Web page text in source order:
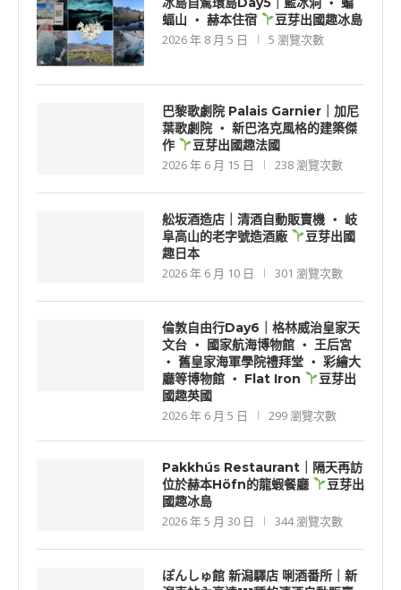
蝠山 ‧ 赫本住宿
豆芽出國趣冰島
2026 年 8 月 5 日
5 瀏覽次數
巴黎歌劇院 Palais Garnier｜加尼
葉歌劇院 ‧ 新巴洛克風格的建築傑
作
豆芽出國趣法國
2026 年 6 月 15 日
238 瀏覽次數
舩坂酒造店｜清酒自動販賣機 ‧ 岐
阜高山的老字號造酒廠
豆芽出國
趣日本
2026 年 6 月 10 日
301 瀏覽次數
倫敦自由行Day6｜格林威治皇家天
文台 ‧ 國家航海博物館 ‧ 王后宮
‧ 舊皇家海軍學院禮拜堂 ‧ 彩繪大
廳等博物館 ‧ Flat Iron
豆芽出
國趣英國
2026 年 6 月 5 日
299 瀏覽次數
Pakkhús Restaurant｜隔天再訪
位於赫本Höfn的龍蝦餐廳
豆芽出
國趣冰島
2026 年 5 月 30 日
344 瀏覽次數
ぽんしゅ館 新潟驛店 唎酒番所｜新